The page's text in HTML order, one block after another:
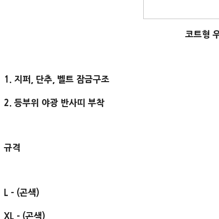
코트형
1. 지퍼, 단추, 벨트 잠금구조
2. 등부위 야광 반사띠 부착
규격
L - (곤색)
XL - (곤색)